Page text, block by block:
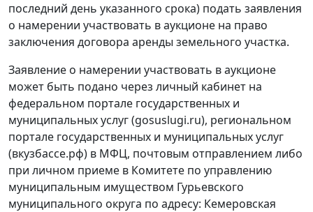
последний день указанного срока) подать заявления
о намерении участвовать в аукционе на право
заключения договора аренды земельного участка.
Заявление о намерении участвовать в аукционе
может быть подано через личный кабинет на
федеральном портале государственных и
муниципальных услуг (gosuslugi.ru), региональном
портале государственных и муниципальных услуг
(вкузбассе.рф) в МФЦ, почтовым отправлением либо
при личном приеме в Комитете по управлению
муниципальным имуществом Гурьевского
муниципального округа по адресу: Кемеровская